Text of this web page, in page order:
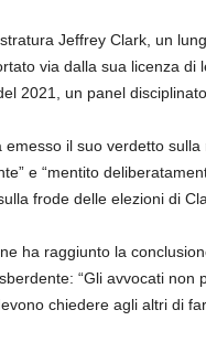
Jeffrey Clark, un
via dalla sua licenza di
2021, un panel
il suo verdetto
e “mentito
frode delle elezioni di
ha raggiunto la
“Gli avvocati
chiedere agli altri di